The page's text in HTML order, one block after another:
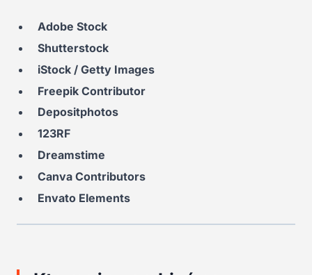
Adobe Stock
Shutterstock
iStock / Getty Images
Freepik Contributor
Depositphotos
123RF
Dreamstime
Canva Contributors
Envato Elements